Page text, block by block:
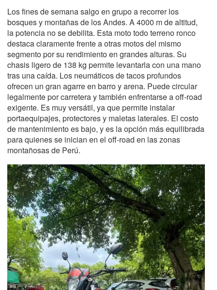
Los fines de semana salgo en grupo a recorrer los
bosques y montañas de los Andes. A 4000 m de altitud,
la potencia no se debilita. Esta moto todo terreno ronco
destaca claramente frente a otras motos del mismo
segmento por su rendimiento en grandes alturas. Su
chasis ligero de 138 kg permite levantarla con una mano
tras una caída. Los neumáticos de tacos profundos
ofrecen un gran agarre en barro y arena. Puede circular
legalmente por carretera y también enfrentarse a off‑road
exigente. Es muy versátil, ya que permite instalar
portaequipajes, protectores y maletas laterales. El costo
de mantenimiento es bajo, y es la opción más equilibrada
para quienes se inician en el off‑road en las zonas
montañosas de Perú.